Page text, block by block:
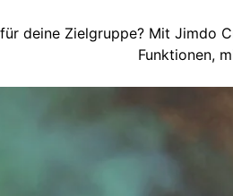
deine Zielgruppe? Mit Jimdo
Funktionen,